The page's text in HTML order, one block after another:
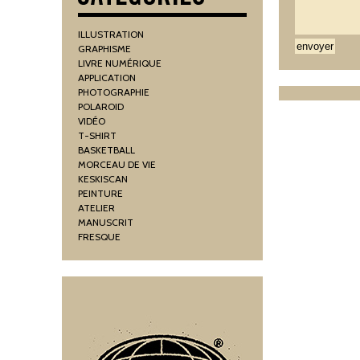
ILLUSTRATION
GRAPHISME
LIVRE NUMÉRIQUE
APPLICATION
PHOTOGRAPHIE
POLAROID
VIDÉO
T-SHIRT
BASKETBALL
MORCEAU DE VIE
KESKISCAN
PEINTURE
ATELIER
MANUSCRIT
FRESQUE